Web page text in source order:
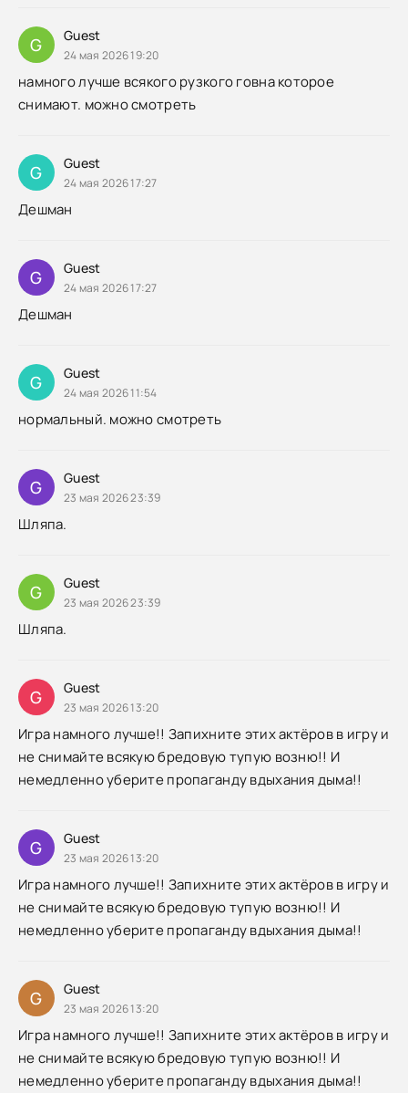
G Guest
24 мая 2026 19:20
намного лучше всякого рузкого говна которое
снимают. можно смотреть
G Guest
24 мая 2026 17:27
Дешман
G Guest
24 мая 2026 17:27
Дешман
G Guest
24 мая 2026 11:54
нормальный. можно смотреть
G Guest
23 мая 2026 23:39
Шляпа.
G Guest
23 мая 2026 23:39
Шляпа.
G Guest
23 мая 2026 13:20
Игра намного лучше!! Запихните этих актёров в игру и
не снимайте всякую бредовую тупую возню!! И
немедленно уберите пропаганду вдыхания дыма!!
G Guest
23 мая 2026 13:20
Игра намного лучше!! Запихните этих актёров в игру и
не снимайте всякую бредовую тупую возню!! И
немедленно уберите пропаганду вдыхания дыма!!
G Guest
23 мая 2026 13:20
Игра намного лучше!! Запихните этих актёров в игру и
не снимайте всякую бредовую тупую возню!! И
немедленно уберите пропаганду вдыхания дыма!!